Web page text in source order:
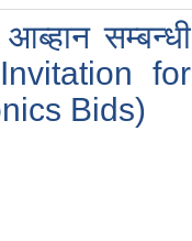
सम्बन्धी
for
Bids)